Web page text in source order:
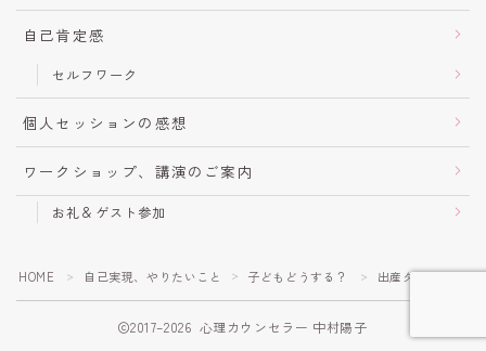
自己肯定感
セルフワーク
個人セッションの感想
ワークショップ、講演のご案内
お礼＆ゲスト参加
HOME ＞ 自己実現、やりたいこと ＞ 子どもどうする？ ＞ 出産タイムリミッ
2017–2026 心理カウンセラー 中村陽子